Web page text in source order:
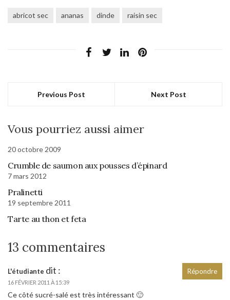
abricot sec ananas dinde raisin sec
Previous Post Next Post
Vous pourriez aussi aimer
20 octobre 2009
Crumble de saumon aux pousses d’épinard
7 mars 2012
Pralinetti
19 septembre 2011
Tarte au thon et feta
13 commentaires
L'étudiante dit :
16 FÉVRIER 2011 À 15:39
Ce côté sucré-salé est très intéressant 🙂
Répondre